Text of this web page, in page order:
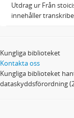
Utdrag ur Från
innehåller
Kungliga biblioteket
Kontakta oss
Kungliga biblioteket
dataskyddsförordning